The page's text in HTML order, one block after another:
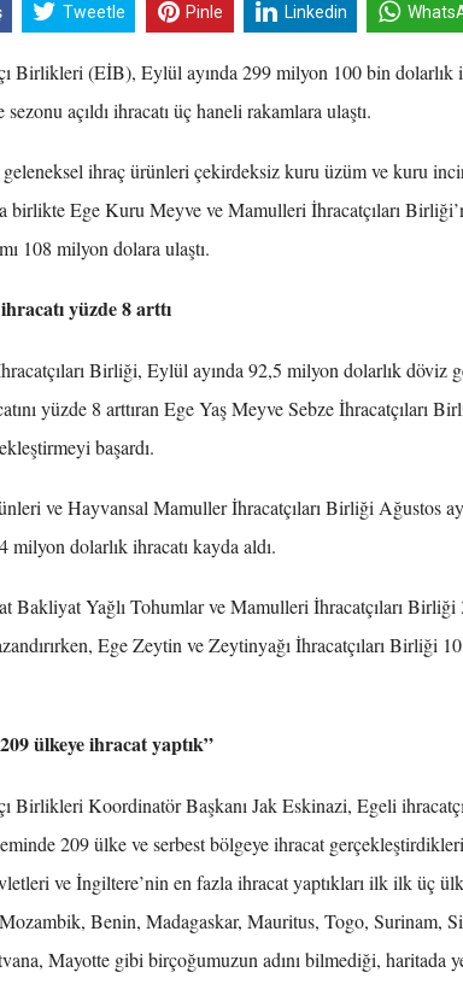
Tweetle Pinle Linkedin
Birlikleri (EİB), Eylül ayında 299 milyon 100 bin dolarlık
açıldı ihracatı üç haneli rakamlara ulaştı.
ihraç ürünleri çekirdeksiz kuru üzüm ve kuru
birlikte Ege Kuru Meyve ve Mamulleri İhracatçıları
108 milyon dolara ulaştı.
yüzde 8 arttı
Birliği, Eylül ayında 92,5 milyon dolarlık döviz
yüzde 8 arttıran Ege Yaş Meyve Sebze İhracatçıları
başardı.
ve Hayvansal Mamuller İhracatçıları Birliği Ağustos
milyon dolarlık ihracatı kayda aldı.
Bakliyat Yağlı Tohumlar ve Mamulleri İhracatçıları
Ege Zeytin ve Zeytinyağı İhracatçıları Birliği
ülkeye ihracat yaptık”
Birlikleri Koordinatör Başkanı Jak Eskinazi, Egeli
209 ülke ve serbest bölgeye ihracat
ve İngiltere’nin en fazla ihracat yaptıkları ilk ilk üç
Benin, Madagaskar, Mauritus, Togo, Surinam,
Mayotte gibi birçoğumuzun adını bilmediği, haritada